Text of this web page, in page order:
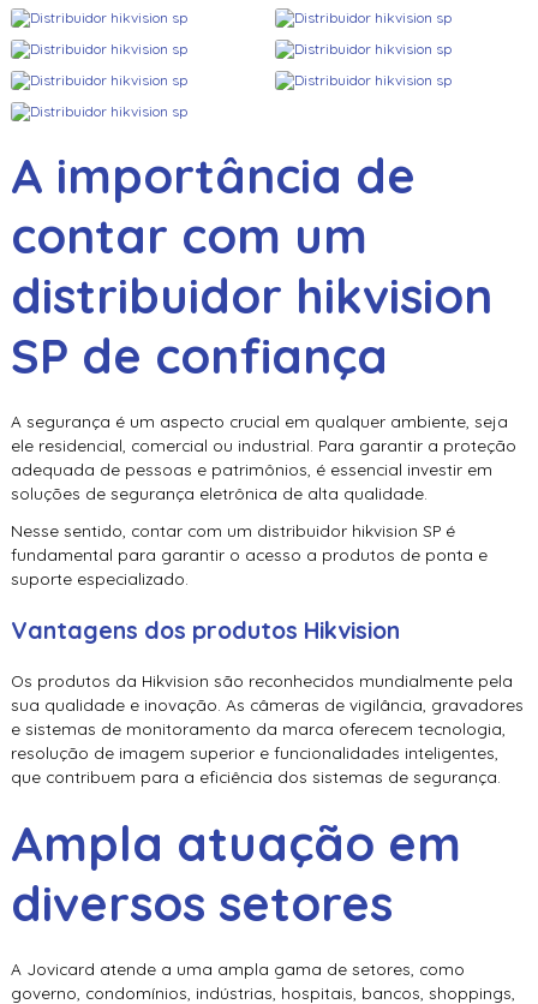
A importância de
contar com um
distribuidor hikvision
SP de confiança
A segurança é um aspecto crucial em qualquer ambiente, seja
ele residencial, comercial ou industrial. Para garantir a proteção
adequada de pessoas e patrimônios, é essencial investir em
soluções de segurança eletrônica de alta qualidade.
Nesse sentido, contar com um distribuidor hikvision SP é
fundamental para garantir o acesso a produtos de ponta e
suporte especializado.
Vantagens dos produtos Hikvision
Os produtos da Hikvision são reconhecidos mundialmente pela
sua qualidade e inovação. As câmeras de vigilância, gravadores
e sistemas de monitoramento da marca oferecem tecnologia,
resolução de imagem superior e funcionalidades inteligentes,
que contribuem para a eficiência dos sistemas de segurança.
Ampla atuação em
diversos setores
A Jovicard atende a uma ampla gama de setores, como
governo, condomínios, indústrias, hospitais, bancos, shoppings,